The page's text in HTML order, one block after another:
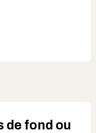
de fond ou